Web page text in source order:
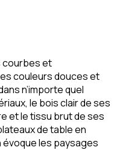
courbes et
couleurs douces et
n’importe quel
le bois clair de ses
et le tissu brut de ses
de table en
les paysages